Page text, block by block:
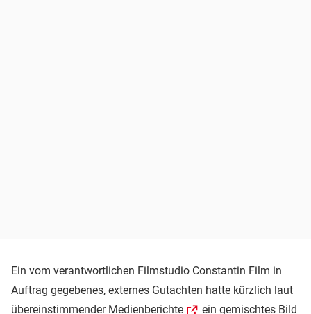
Ein vom verantwortlichen Filmstudio Constantin Film in
Auftrag gegebenes, externes Gutachten hatte kürzlich laut
übereinstimmender Medienberichte
ein gemischtes Bild